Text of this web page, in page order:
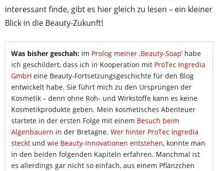
interessant finde, gibt es hier gleich zu lesen – ein kleiner
Blick in die Beauty-Zukunft!
Was bisher geschah: Im Prolog meiner ‚Beauty-Soap‘habe
ich geschildert, dass ich in Kooperation mit ProTec Ingredia
GmbH eine Beauty-Fortsetzungsgeschichte für den Blog
entwickelt habe. Sie führt mich zu den Ursprüngen der
Kosmetik – denn ohne Roh- und Wirkstoffe kann es keine
Kosmetikprodukte geben. Mein kosmetisches Abenteuer
startete in der ersten Folge mit einem Besuch beim
Algenbauern in der Bretagne. Wer hinter ProTec Ingredia
steckt und wie Beauty-Innovationen entstehen, konnte man
in den beiden folgenden Kapiteln erfahren. Manchmal ist
es allerdings gar nicht so einfach, aus einem Pflänzchen